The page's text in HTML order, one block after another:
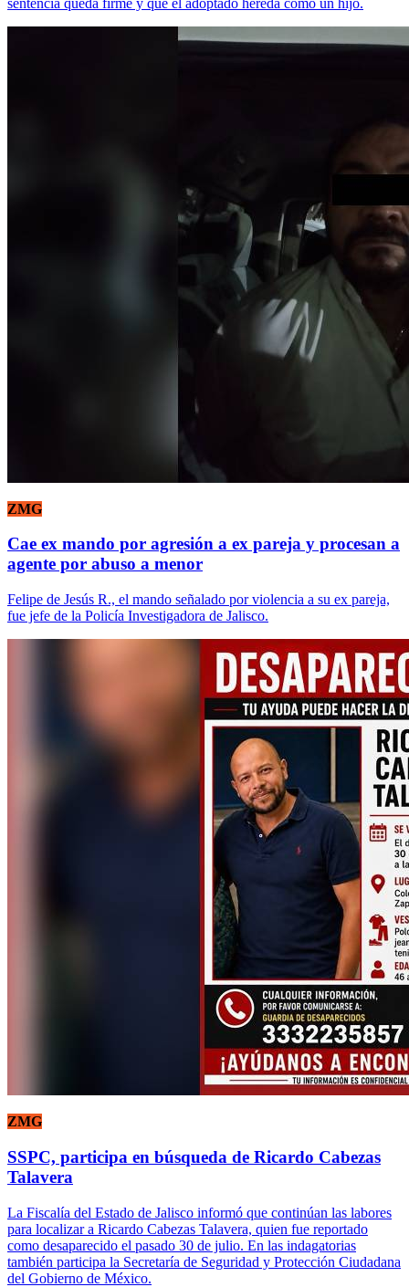
ZMG
Cae ex mando por agresión a ex pareja y procesan a
agente por abuso a menor
Felipe de Jesús R., el mando señalado por violencia a su ex pareja,
fue jefe de la Policía Investigadora de Jalisco.
ZMG
SSPC, participa en búsqueda de Ricardo Cabezas
Talavera
La Fiscalía del Estado de Jalisco informó que continúan las labores
para localizar a Ricardo Cabezas Talavera, quien fue reportado
como desaparecido el pasado 30 de julio. En las indagatorias
también participa la Secretaría de Seguridad y Protección Ciudadana
del Gobierno de México.